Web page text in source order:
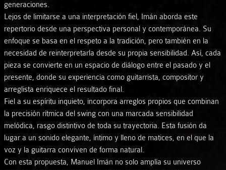
generaciones.
Lejos de limitarse a una interpretación fiel, Imán aborda este
repertorio desde una perspectiva personal y contemporánea. Su
enfoque se basa en el respeto a la tradición, pero también en la
necesidad de reinterpretarla desde su propia sensibilidad. Así, cada
pieza se convierte en un espacio de diálogo entre el pasado y el
presente, donde su experiencia como guitarrista, compositor y
arreglista enriquece el resultado final.
Fiel a su espíritu inquieto, incorpora arreglos propios que combinan
la precisión rítmica del swing con una marcada sensibilidad
melódica, rasgo distintivo de toda su trayectoria. Esta fusión da
lugar a un sonido elegante, íntimo y lleno de matices, en el que la
voz y la guitarra conviven de forma natural.
Con esta propuesta, Manuel Imán no solo amplía su universo